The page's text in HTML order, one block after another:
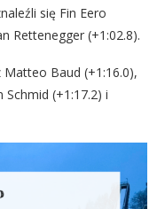
się Fin Eero
Rettenegger (+1:02.8).
Matteo Baud (+1:16.0),
(+1:17.2) i